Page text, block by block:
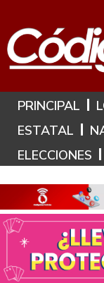
PRINCIPAL
ESTATAL
ELECCIONES